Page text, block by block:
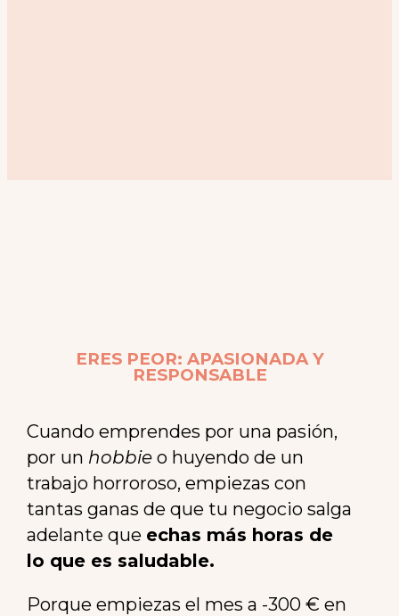
ERES PEOR: APASIONADA Y
RESPONSABLE
Cuando emprendes por una pasión,
por un hobbieo huyendo de un
trabajo horroroso, empiezas con
tantas ganas de que tu negocio salga
adelante que echas más horas de
lo que es saludable.
Porque empiezas el mes a -300 € en